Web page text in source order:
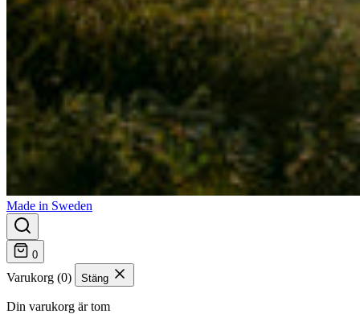
Made in Sweden
0
Varukorg (0) Stäng
Din varukorg är tom